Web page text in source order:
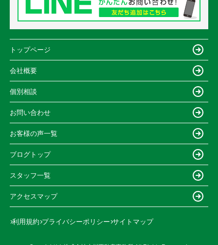
トップページ
会社概要
個別相談
お問い合わせ
お客様の声一覧
ブログトップ
スタッフ一覧
アクセスマップ
利用規約 プライバシーポリシー サイトマップ